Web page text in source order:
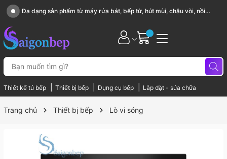
Sài Gòn Bếp chuyên thiết bị bếp, gia dụng bếp cao cấp
Thiết kế tủ bếp Thiết bị bếp Dụng cụ bếp Lắp đặt - sửa chữa
Trang chủ Thiết bị bếp Lò vi sóng